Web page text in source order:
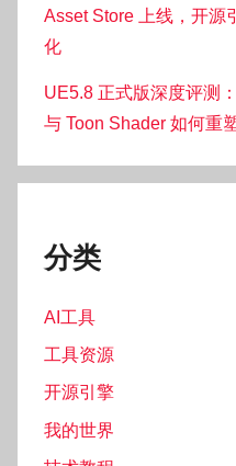
Asset Store 上线，开源
化
UE5.8 正式版深度评测
与 Toon Shader 如何重
分类
AI工具
工具资源
开源引擎
我的世界